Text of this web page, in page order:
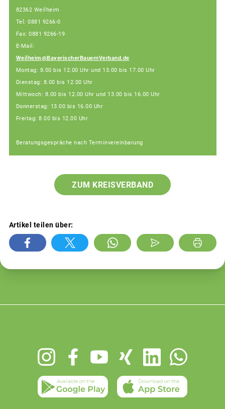
82362 Weilheim
Tel: 0881 9266-0
Fax: 0881 9266-19
E-Mail:
Weilheim@BayerischerBauernVerband.de
Montag: 8.00 bis 12.00 Uhr und 13.00 bis 17.00 Uhr
Dienstag: 8.00 bis 12.00 Uhr
Mittwoch: 8.00 bis 12.00 Uhr und 13.00 bis 16.00 Uhr
Donnerstag: 13.00 bis 16.00 Uhr
Freitag: 8.00 bis 12.00 Uhr
Beratungsgespräche nach Terminvereinbarung
ZUM KREISVERBAND
Artikel teilen über: